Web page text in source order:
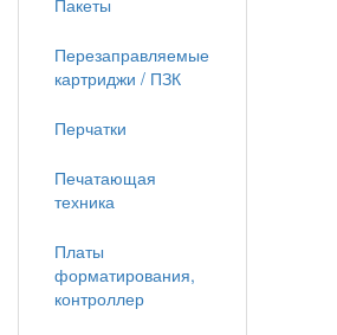
Пакеты
Перезаправляемые
картриджи / ПЗК
Перчатки
Печатающая
техника
Платы
форматирования,
контроллер